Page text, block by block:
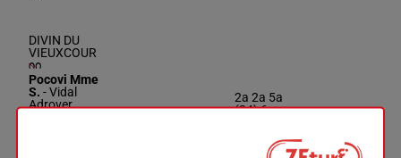
DIVIN DU
VIEUXCOUR
Pocovi Mme
S. -Vidal
Adrover
2a 2a 5a
(24) 6a